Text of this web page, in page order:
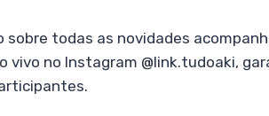
sobre todas as novidades
vivo no Instagram @link.tudoaki,